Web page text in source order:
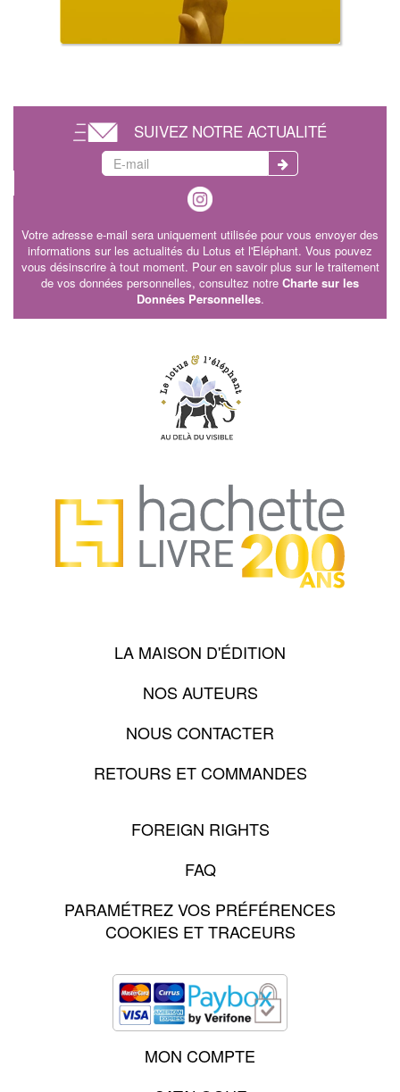
SUIVEZ NOTRE ACTUALITÉ
Votre adresse e-mail sera uniquement utilisée pour vous envoyer des
informations sur les actualités du Lotus et l'Eléphant. Vous pouvez
vous désinscrire à tout moment. Pour en savoir plus sur le traitement
de vos données personnelles, consultez notre Charte sur les
Données Personnelles.
LA MAISON D'ÉDITION
NOS AUTEURS
NOUS CONTACTER
RETOURS ET COMMANDES
FOREIGN RIGHTS
FAQ
PARAMÉTREZ VOS PRÉFÉRENCES
COOKIES ET TRACEURS
MON COMPTE